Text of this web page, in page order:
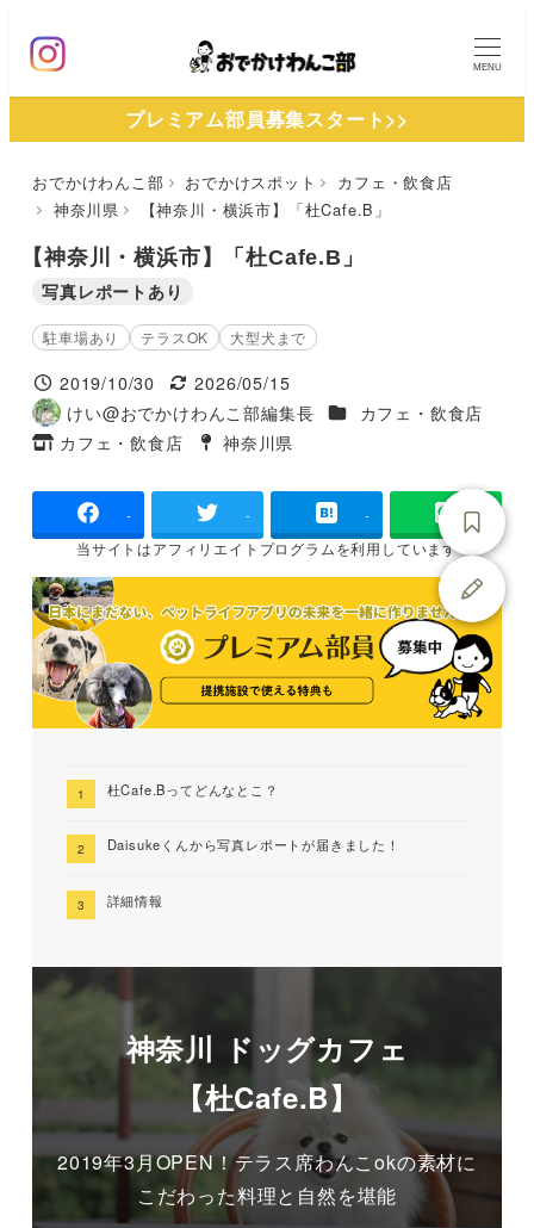
ン
MENU
プレミアム部員募集スタート>>
おでかけわんこ部 おでかけスポット
カフェ・飲食店
神奈川県
【神奈川・横浜市】「杜Cafe.B」
【神奈川・横浜市】「杜Cafe.B」
写真レポートあり
駐車場あり テラスOK 大型犬まで
投稿日
2019/10/30
更新日
2026/05/15
著
者
けい@おでかけわんこ部編集長 施設ジャンル
カフェ・飲食店
タグ
カフェ・飲食店
タグ
神奈川県
- - -
当サイトはアフィリエイトプログラムを利用しています
杜Cafe.Bってどんなとこ？
Daisukeくんから写真レポートが届きました！
詳細情報
神奈川 ドッグカフェ
【杜Cafe.B】
2019年3月OPEN！テラス席わんこokの素材に
こだわった料理と自然を堪能